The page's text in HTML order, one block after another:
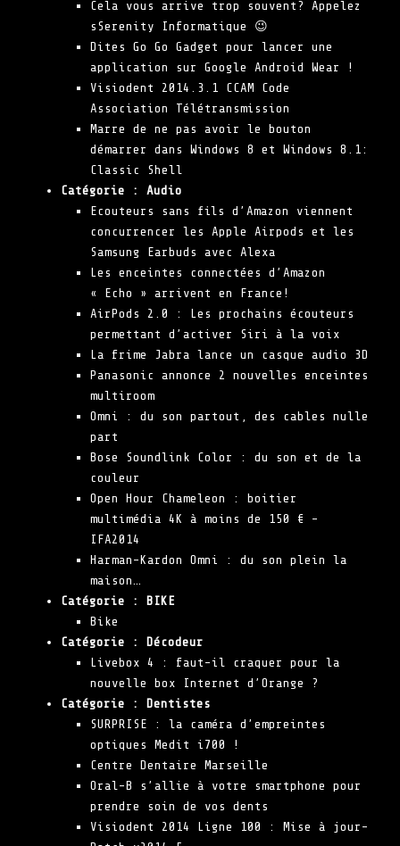
Cela vous arrive trop souvent? Appelez
sSerenity Informatique 😉
Dites Go Go Gadget pour lancer une
application sur Google Android Wear !
Visiodent 2014.3.1 CCAM Code
Association Télétransmission
Marre de ne pas avoir le bouton
démarrer dans Windows 8 et Windows 8.1:
Classic Shell
Catégorie : Audio
Ecouteurs sans fils d’Amazon viennent
concurrencer les Apple Airpods et les
Samsung Earbuds avec Alexa
Les enceintes connectées d’Amazon
« Echo » arrivent en France!
AirPods 2.0 : Les prochains écouteurs
permettant d’activer Siri à la voix
La frime Jabra lance un casque audio 3D
Panasonic annonce 2 nouvelles enceintes
multiroom
Omni : du son partout, des cables nulle
part
Bose Soundlink Color : du son et de la
couleur
Open Hour Chameleon : boitier
multimédia 4K à moins de 150 € –
IFA2014
Harman-Kardon Omni : du son plein la
maison…
Catégorie :
BIKE
Bike
Catégorie :
Décodeur
Livebox 4 : faut-il craquer pour la
nouvelle box Internet d’Orange ?
Catégorie :
Dentistes
SURPRISE : la caméra d’empreintes
optiques Medit i700 !
Centre Dentaire Marseille
Oral-B s’allie à votre smartphone pour
prendre soin de vos dents
Visiodent 2014 Ligne 100 : Mise à jour-